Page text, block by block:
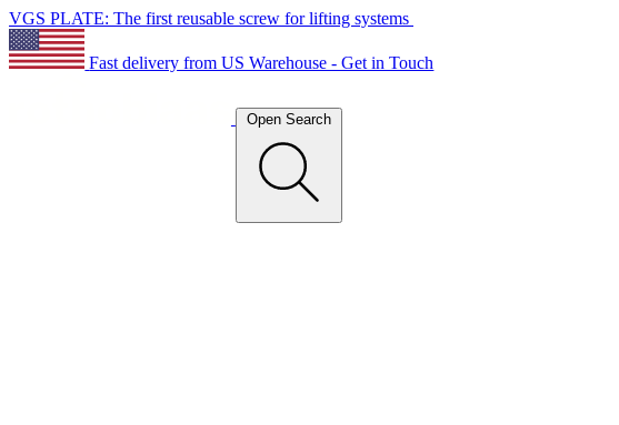
VGS PLATE: The first reusable screw for lifting systems
Fast delivery from US Warehouse - Get in Touch
Open Search